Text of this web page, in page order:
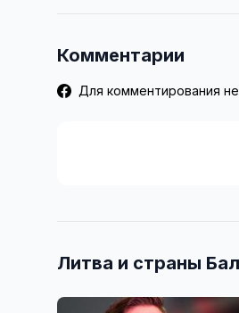
Комментарии
Для комментирования
Литва и страны